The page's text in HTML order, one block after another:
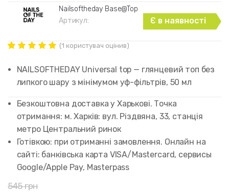
Nailsoftheday Base@Top
Артикул:
Є в наявності
5.00 out of
5 based on
customer
(1 користувач оцінив)
NAILSOFTHEDAY Universal top — глянцевий топ без
липкого шару з мінімумом уф-фільтрів, 50 мл
Безкоштовна доставка у Харькові. Точка
отримання: м. Харків: вул. Різдвяна, 33, станція
метро Центральний ринок
Готівкою: при отриманні замовлення. Онлайн на
сайті: банківська карта VISA/Mastercard, сервисы
Google/Apple Pay, Masterpass
545грн